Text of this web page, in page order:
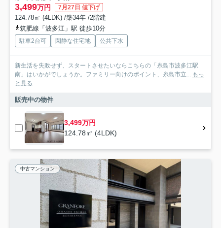
3,499万円 7月27日 値下げ
124.78㎡ (4LDK) /築34年 /2階建
筑肥線「波多江」駅 徒歩10分
駐車2台可 閑静な住宅地 公共下水
新生活を失敗せず、スタートさせたいならこちらの「糸島市波多江駅
南」はいかがでしょうか。ファミリー向けのポイント、糸島市立... もっ
と見る
販売中の物件
3,499万円
124.78㎡ (4LDK)
中古マンション